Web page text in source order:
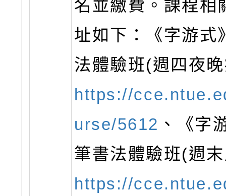
名並繳費。課程相
址如下：《字游式
法體驗班(週四夜
https://
urse/5612 、《字
筆書法體驗班(週
https://